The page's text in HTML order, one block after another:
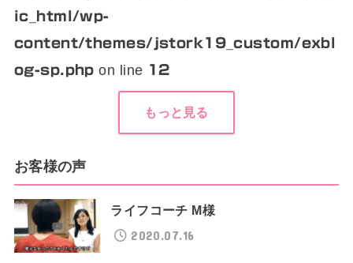
ic_html/wp-
content/themes/jstork19_custom/exbl
og-sp.php on line 12
もっと見る
お客様の声
ライフコーチ M様
2020.07.16